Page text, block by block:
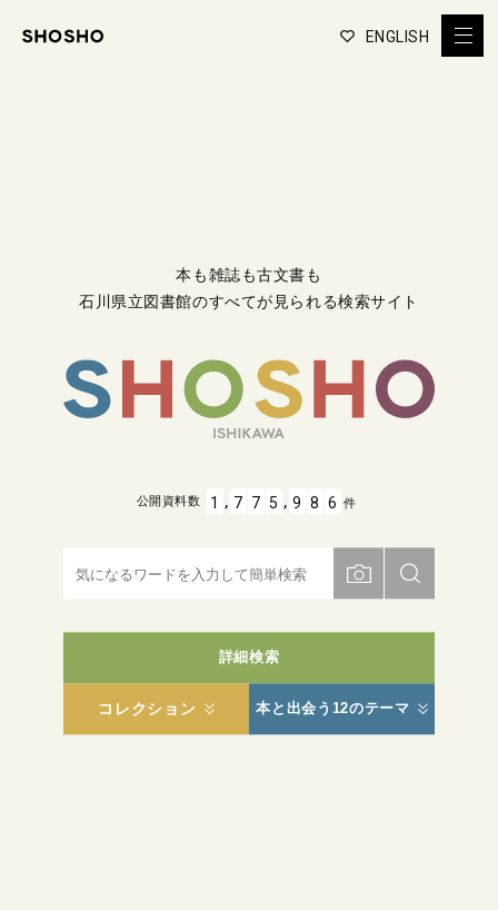
ENGLISH
本も雑誌も古文書も
石川県立図書館のすべてが見られる検索サイト
詳細検索
コレクション 本と出会う12のテーマ
公開資料数 1 , 7 7 5 , 9 8 6 件